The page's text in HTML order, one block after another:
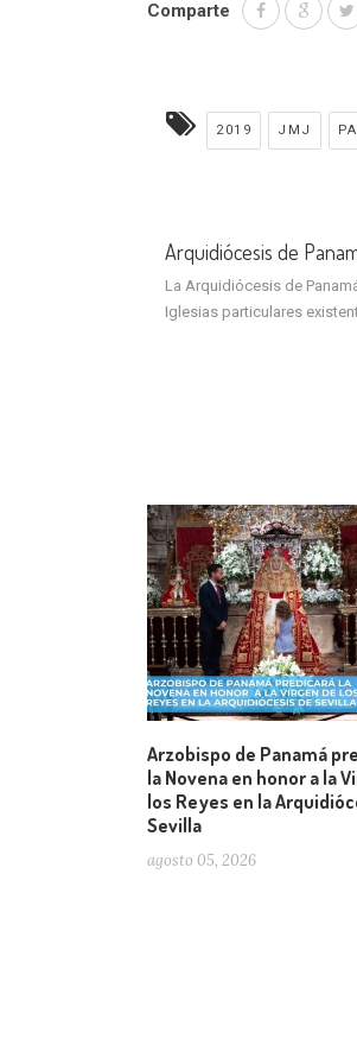
Comparte
2019 JMJ
Arquidiócesis de
La Arquidiócesis de
Iglesias particulares
Arzobispo de Panamá
la Novena en honor a la
los Reyes en la
Sevilla
agosto 05, 2026